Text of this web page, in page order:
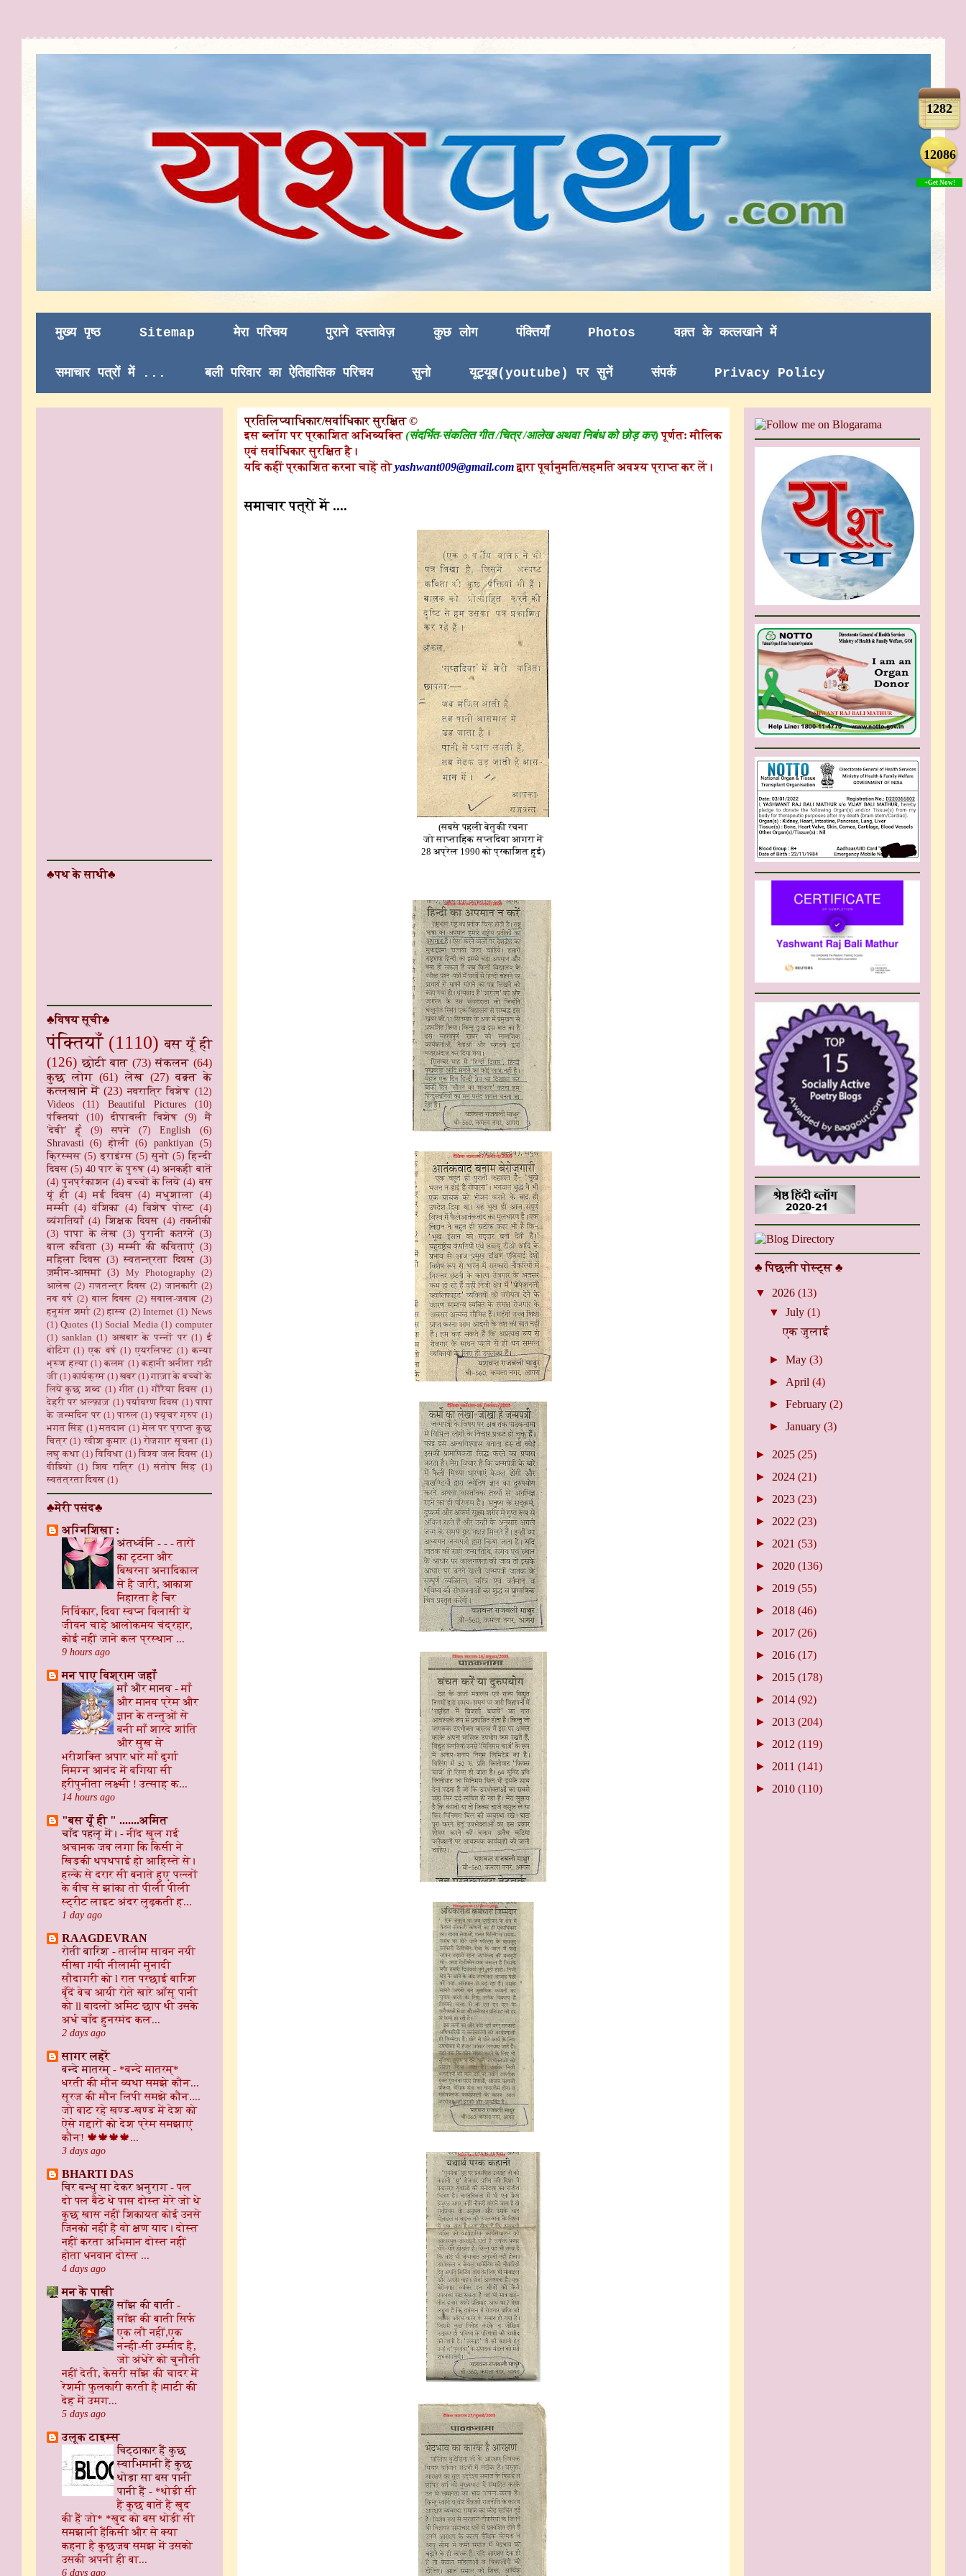
मुख्य पृष्ठ Sitemap मेरा परिचय पुराने दस्तावेज़ कुछ लोग पंक्तियाँ Photos वक़्त के कत्लखाने में
समाचार पत्रों में ... बली परिवार का ऐतिहासिक परिचय सुनो यूट्यूब(youtube) पर सुनें संपर्क Privacy Policy
प्रतिलिप्याधिकार/सर्वाधिकार सुरक्षित ©
इस ब्लॉग पर प्रकाशित अभिव्यक्ति (संदर्भित-संकलित गीत /चित्र /आलेख अथवा निबंध को छोड़ कर) पूर्णत: मौलिक
एवं सर्वाधिकार सुरक्षित है।
यदि कहीं प्रकाशित करना चाहें तो yashwant009@gmail.comद्वारा पूर्वानुमति/सहमति अवश्य प्राप्त कर लें।
समाचार पत्रों में ....
(सबसे पहली बेतुकी रचना
जो साप्ताहिक सप्तदिवा आगरा में
28 अप्रेल 1990 को प्रकाशित हुई)
1282
12086
+Get Now!
♣पथ के साथी♣
♣विषय सूची♣
पंक्तियाँ (1110) बस यूँ ही
(126) छोटी बात (73) संकलन (64)
कुछ लोग (61) लेख (27) वक़्त के
कत्लखाने में (23) नवरात्रि विशेष (12)
Videos
(11) Beautiful Pictures
(10)
पंक्तियां
(10) दीपावली विशेष (9)
मैं
'देवी' हूँ
(9) सपने (7) English
(6)
Shravasti (6) होली (6) panktiyan
(5)
क्रिस्मस (5) ड्राइंग्स (5) सुनो (5) हिन्दी
दिवस (5) 40 पार के पुरुष (4) अनकही बातें
(4) पुनर्प्रकाशन (4) बच्चों के लिये (4) बस
यूं ही (4) मई दिवस (4) मधुशाला (4)
मम्मी (4) वंशिका (4) विशेष पोस्ट (4)
व्यंगतियाँ (4) शिक्षक दिवस (4) तकनीकी
(3) पापा के लेख (3) पुरानी कतरनें (3)
बाल कविता (3) मम्मी की कविताएं (3)
महिला दिवस (3) स्वतन्त्रता दिवस (3)
ज़मीन-आसमां (3) My Photography (2)
आलेख (2) गणतन्त्र दिवस (2) जानकारी (2)
नव वर्ष (2) बाल दिवस (2) सवाल-जवाब (2)
हनुमंत शर्मा (2) हास्य (2) Internet (1) News
(1) Quotes (1) Social Media (1) computer
(1) sanklan (1) अखबार के पन्नों पर (1) ई
वोटिंग (1) एक वर्ष (1) एयरलिफ्ट (1) कन्या
भ्रूण हत्या (1) कलम (1) कहानी अनीता राठी
जी (1) कार्यक्रम (1) खबर (1) गाज़ा के बच्चों के
लिये कुछ शब्द (1) गीत (1) गौरैया दिवस (1)
देहरी पर अल्फ़ाज़ (1) पर्यावरण दिवस (1) पापा
के जन्मदिन पर (1) पारुल (1) फ्यूचर ग्रुप (1)
भगत सिंह (1) मतदान (1) मेल पर प्राप्त कुछ
चित्र (1) रवीश कुमार (1) रोजगार सूचना (1)
लघु कथा (1) विविधा (1) विश्व जल दिवस (1)
वीडियो (1) शिव रात्रि (1) संतोष सिंह (1)
स्वतंत्रता दिवस (1)
♣मेरी पसंद♣
अग्निशिखा :
अंतर्ध्वनि - - -तारों
का टूटना और
बिखरना अनादिकाल
से है जारी, आकाश
निहारता है चिर
निर्विकार, दिवा स्वप्न विलासी ये
जीवन चाहे आलोकमय चंद्रहार,
कोई नहीं जाने कल प्रस्थान ...
9 hours ago
मन पाए विश्राम जहाँ
माँ और मानव-माँ
और मानव प्रेम और
ज्ञान के तन्तुओं से
बनी माँ शारदे शांति
और सुख से
भरीशक्ति अपार धारे माँ दुर्गा
निमग्न आनंद में बगिया सी
हरीपुनीता लक्ष्मी ! उत्साह क...
14 hours ago
"बस यूँ ही " .......अमित
चाँद पहलू में। -नींद खुल गई
अचानक जब लगा कि किसी ने
खिड़की थपथपाई हो आहिस्ते से।
हल्के से दरार सी बनाते हुए पल्लों
के बीच से झांका तो पीली पीली
स्ट्रीट लाइट अंदर लुढ़कती ह...
1 day ago
RAAGDEVRAN
रोती बारिश-तालीम सावन नयी
सीखा गयी नीलामी मुनादी
सौदागरी को l रात परछाई बारिश
बूँदें बेच आयी रोते खारे आँसू पानी
को ll बादलों अमिट छाप थी उसके
अर्ध चाँद हुनरमंद कल...
2 days ago
सागर लहरें
बन्दे मातरम्- *बन्दे मातरम्*
धरती की मौन व्यथा समझे कौन...
सूरज की मौन लिपी समझे कौन....
जो बाट रहे खण्ड-खण्ड में देश को
ऐसे गद्दारों को देश प्रेम समझाएं
कौन! 🍁🍁🍁🍁...
3 days ago
BHARTI DAS
चिर बन्धु सा देकर अनुराग-पल
दो पल बैठे थे पास दोस्त मेरे जो थे
कुछ खास नहीं शिकायत कोई उनसे
जिनको नहीं है वो क्षण याद। दोस्त
नहीं करता अभिमान दोस्त नहीं
होता धनवान दोस्त ...
4 days ago
मन के पाखी
सॉंझ की बाती-
सॉंझ की बाती ​ सिर्फ
एक लौ नहीं, ​एक
नन्ही-सी उम्मीद है,
जो अंधेरे को चुनौती
नहीं देती, केसरी सॉंझ की चादर में
रेशमी फुलकारी करती है। ​माटी की
देह में उमग...
5 days ago
उलूक टाइम्स
चिट्ठाकार हैं कुछ
स्वाभिमानी हैं कुछ
थोड़ा सा बस पानी
पानी हैं- *थोड़ी सी
हैं कुछ बातें हैं खुद
की हैं जो* *खुद को बस थोड़ी सी
समझानी हैंकिसी और से क्या
कहना है कुछजब समझ में उसको
उसकी अपनी ही बा...
6 days ago
♣ पिछली पोस्ट्स ♣
▼ 2026 (13)
▼ July (1)
एक जुलाई
► May (3)
► April (4)
► February (2)
► January (3)
► 2025 (25)
► 2024 (21)
► 2023 (23)
► 2022 (23)
► 2021 (53)
► 2020 (136)
► 2019 (55)
► 2018 (46)
► 2017 (26)
► 2016 (17)
► 2015 (178)
► 2014 (92)
► 2013 (204)
► 2012 (119)
► 2011 (141)
► 2010 (110)